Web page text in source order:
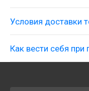
Условия доставки
Как вести себя при